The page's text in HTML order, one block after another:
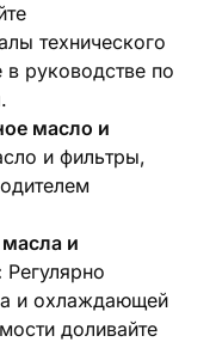
технического
руководстве по
масло и
и фильтры,
и
Регулярно
и охлаждающей
доливайте